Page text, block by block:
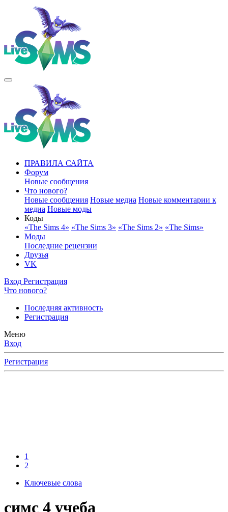
ПРАВИЛА САЙТА
Форум
Новые сообщения
Что нового?
Новые сообщения Новые медиа Новые комментарии к
медиа Новые моды
Коды
«The Sims 4» «The Sims 3» «The Sims 2» «The Sims»
Моды
Последние рецензии
Друзья
VK
Вход Регистрация
Что нового?
Последняя активность
Регистрация
Меню
Вход
Регистрация
1
2
Ключевые слова
симс 4 учеба